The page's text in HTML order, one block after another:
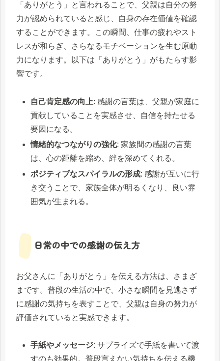
「ありがとう」と言われることで、父親は自分の努
力が認められていると感じ、自身の存在価値を確認
することができます。この瞬間、仕事の疲れやスト
レスが和らぎ、さらなるモチベーションを生む原動
力になります。以下は「ありがとう」がもたらす影
響です。
自己肯定感の向上: 感謝の言葉は、父親が家庭に
貢献していることを実感させ、自信を持たせる
要因になる。
情緒的なつながりの強化: 家族間の感謝の言葉
は、心の距離を縮め、絆を深めてくれる。
ポジティブなスパイラルの形成: 感謝が互いに行
き交うことで、家族全体が明るくなり、良い雰
囲気が生まれる。
日常の中での感謝の伝え方
お父さんに「ありがとう」を伝える方法は、さまざ
まです。普段の生活の中で、小さな瞬間を見逃さず
に感謝の気持ちを表すことで、父親は自身の努力が
評価されていると実感できます。
手紙やメッセージ: サプライズで手紙を書いて渡
すのも効果的。普段言えない気持ちを伝える機